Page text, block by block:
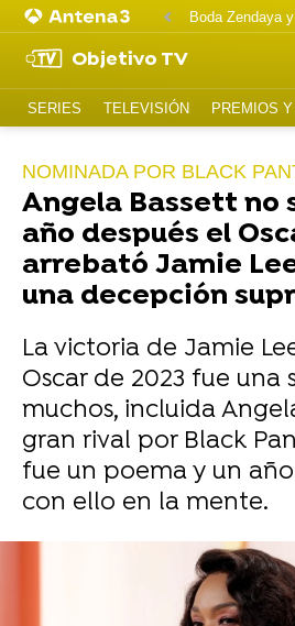
Boda Zendaya
Objetivo TV
SERIES TELEVISIÓN PREMIOS
NOMINADA POR BLACK
Angela Bassett no
año después el
arrebató Jamie
una decepción
La victoria de Jamie
Oscar de 2023 fue una
muchos, incluida
gran rival por Black
fue un poema y un
con ello en la mente.
Acusan de plagio a Los
película nominada a 5